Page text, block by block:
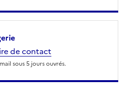
de contact
sous 5 jours ouvrés.